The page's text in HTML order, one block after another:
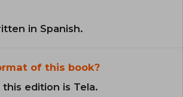
in Spanish.
of this book?
edition is Tela.